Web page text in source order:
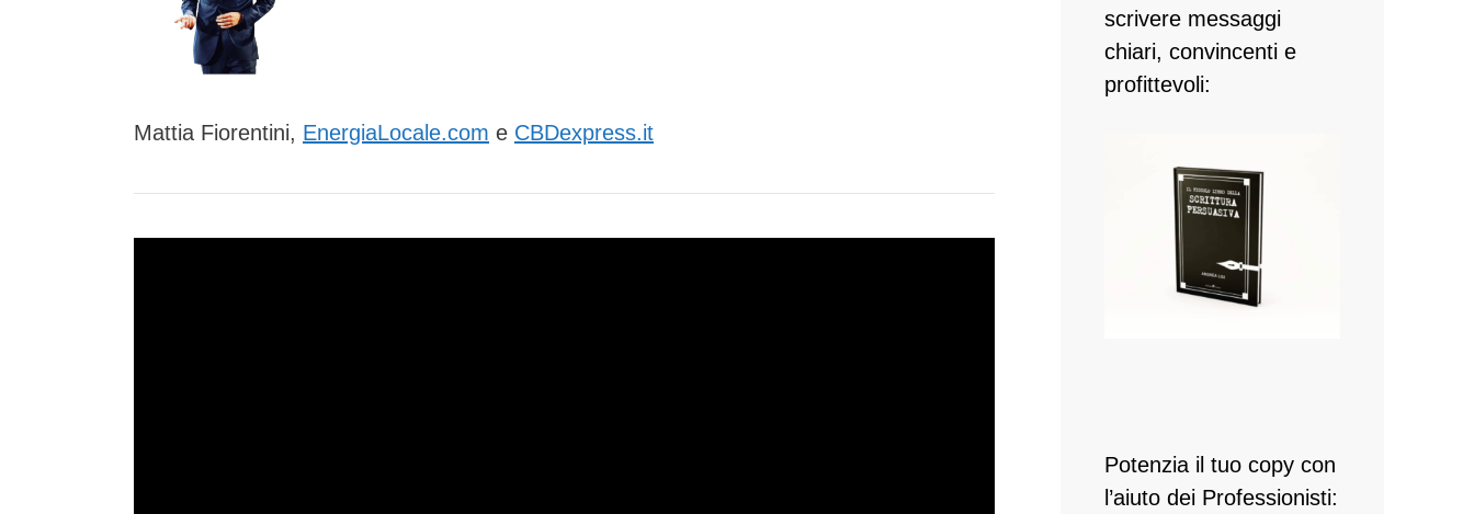
Mattia Fiorentini, EnergiaLocale.com e CBDexpress.it
scrivere messaggi
chiari, convincenti e
profittevoli:
Potenzia il tuo copy con
l’aiuto dei Professionisti: